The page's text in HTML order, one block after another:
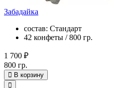
Забадайка
состав: Стандарт
42 конфеты / 800 гр.
1 700 ₽
800 гр.
В корзину